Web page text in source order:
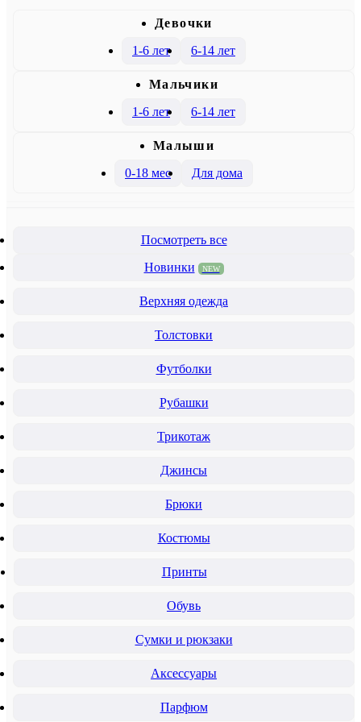
Девочки
1-6 лет
6-14 лет
Mальчики
1-6 лет
6-14 лет
Малыши
0-18 мес
Для дома
Посмотреть все
Новинки
NEW
Верхняя одежда
Толстовки
Футболки
Рубашки
Трикотаж
Джинсы
Брюки
Костюмы
Принты
Обувь
Сумки и рюкзаки
Аксессуары
Парфюм